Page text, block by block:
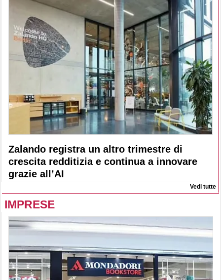
Zalando registra un altro trimestre di
crescita redditizia e continua a innovare
grazie all’AI
Vedi tutte
IMPRESE